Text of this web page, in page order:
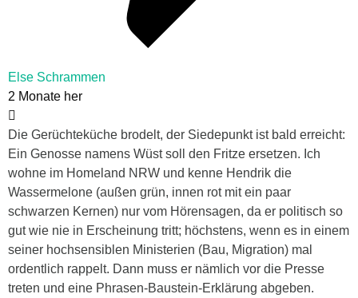
Else Schrammen
2 Monate her
Die Gerüchteküche brodelt, der Siedepunkt ist bald erreicht:
Ein Genosse namens Wüst soll den Fritze ersetzen. Ich
wohne im Homeland NRW und kenne Hendrik die
Wassermelone (außen grün, innen rot mit ein paar
schwarzen Kernen) nur vom Hörensagen, da er politisch so
gut wie nie in Erscheinung tritt; höchstens, wenn es in einem
seiner hochsensiblen Ministerien (Bau, Migration) mal
ordentlich rappelt. Dann muss er nämlich vor die Presse
treten und eine Phrasen-Baustein-Erklärung abgeben.